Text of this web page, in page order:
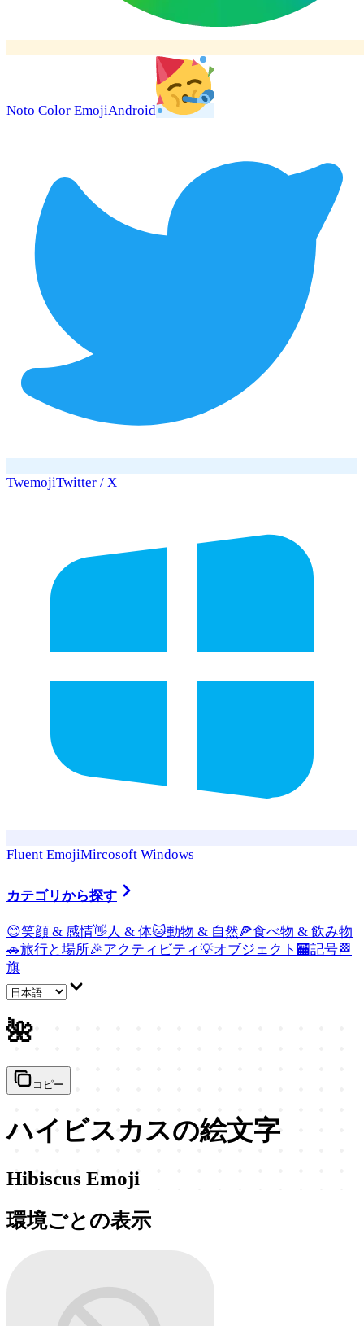
Noto Color EmojiAndroid
TwemojiTwitter / X
Fluent EmojiMircosoft Windows
カテゴリから探す
😊笑顔 & 感情👋 人 & 体🐱動物 & 自然🍕食べ物 & 飲み物
🚗旅行と場所🎉アクティビティ💡オブジェクト 🏧記号🏁
旗
🌺
コピー
ハイビスカスの絵文字
Hibiscus Emoji
環境ごとの表示